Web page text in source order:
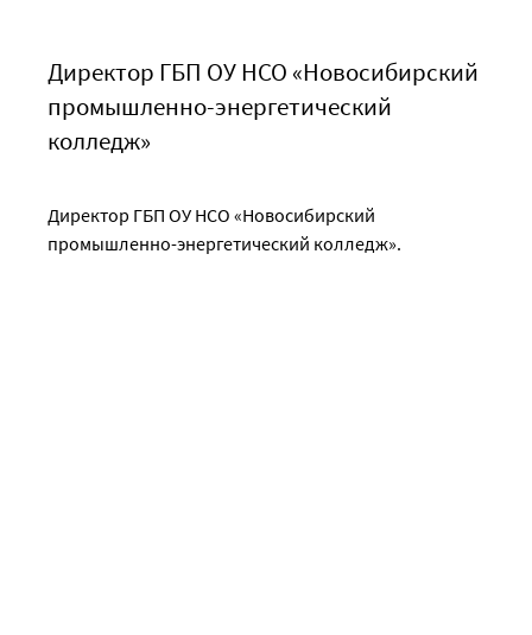
Директор ГБП ОУ НСО «Новосибирский
промышленно-энергетический
колледж»
Директор ГБП ОУ НСО «Новосибирский
промышленно-энергетический колледж».